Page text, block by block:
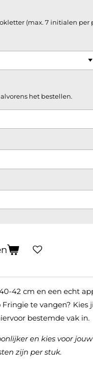
(max. 7 initialen per
het bestellen.
42 cm en een echt
te vangen? Kies
bestemde vak in.
en kies voor jouw
zijn per stuk.